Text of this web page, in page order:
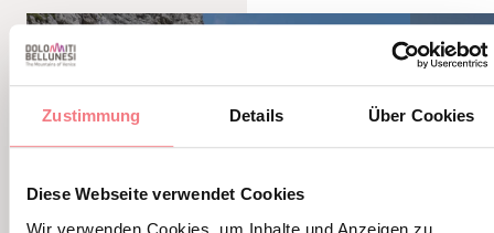
Zustimmung Details Über Cookies
Diese Webseite verwendet Cookies
Wir verwenden Cookies, um Inhalte und Anzeigen zu